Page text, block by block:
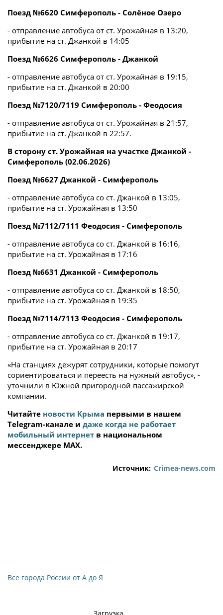
Поезд №6620 Симферополь - Солёное Озеро
- отправление автобуса от ст. Урожайная в 13:20,
прибытие на ст. Джанкой в 14:05
Поезд №6626 Симферополь - Джанкой
- отправление автобуса от ст. Урожайная в 19:15,
прибытие на ст. Джанкой в 20:00
Поезд №7120/7119 Симферополь - Феодосия
- отправление автобуса от ст. Урожайная в 21:57,
прибытие на ст. Джанкой в 22:57.
В сторону ст. Урожайная на участке Джанкой -
Симферополь (02.06.2026)
Поезд №6627 Джанкой - Симферополь
- отправление автобуса со ст. Джанкой в 13:05,
прибытие на ст. Урожайная в 13:50
Поезд №7112/7111 Феодосия - Симферополь
- отправление автобуса со ст. Джанкой в 16:16,
прибытие на ст. Урожайная в 17:16
Поезд №6631 Джанкой - Симферополь
- отправление автобуса со ст. Джанкой в 18:50,
прибытие на ст. Урожайная в 19:35
Поезд №7114/7113 Феодосия - Симферополь
- отправление автобуса со ст. Джанкой в 19:17,
прибытие на ст. Урожайная в 20:17
«На станциях дежурят сотрудники, которые помогут
сориентироваться и переесть на нужный автобус», -
уточнили в Южной пригородной пассажирской
компании.
Читайте новости Крыма первыми в нашем
Telegram-канале и даже когда не работает
мобильный интернет в национальном
мессенджере MAX.
Источник: Crimea-news.com
Все города России от А до Я